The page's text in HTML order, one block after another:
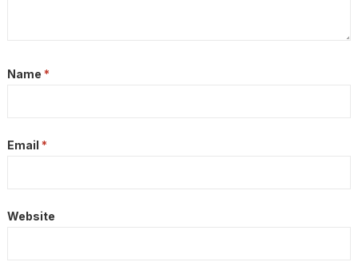
Name *
Email *
Website